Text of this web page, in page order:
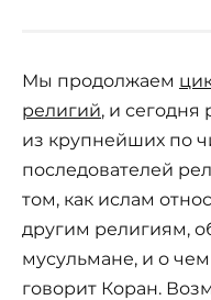
Мы продолжаем
религий, и
из крупнейших по
последователей
том, как ислам
другим религиям,
мусульмане, и о
говорит Коран.